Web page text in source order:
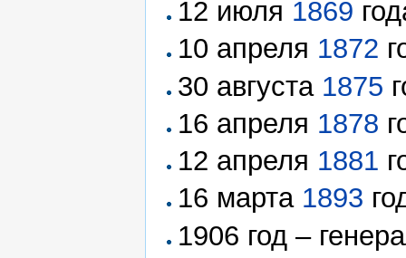
12 июля 1869
10 апреля 1872
30 августа 1875
16 апреля 1878
12 апреля 1881
16 марта 1893
1906 год –